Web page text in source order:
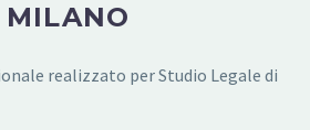
MILANO
realizzato per Studio Legale di